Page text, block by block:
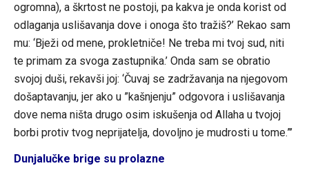
ogromna), a škrtost ne postoji, pa kakva je onda korist od
odlaganja uslišavanja dove i onoga što tražiš?’ Rekao sam
mu: ‘Bježi od mene, prokletniče! Ne treba mi tvoj sud, niti
te primam za svoga zastupnika.’ Onda sam se obratio
svojoj duši, rekavši joj: ‘Čuvaj se zadržavanja na njegovom
došaptavanju, jer ako u ”kašnjenju” odgovora i uslišavanja
dove nema ništa drugo osim iskušenja od Allaha u tvojoj
borbi protiv tvog neprijatelja, dovoljno je mudrosti u tome.”’
Dunjalučke brige su prolazne